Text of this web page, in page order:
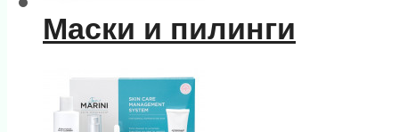
Маски и пилинги